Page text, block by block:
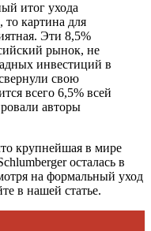
итог ухода
картина для
Эти 8,5%
рынок, не
инвестиций в
свою
всего 6,5% всей
авторы
крупнейшая в мире
осталась в
на формальный уход
в нашей статье.